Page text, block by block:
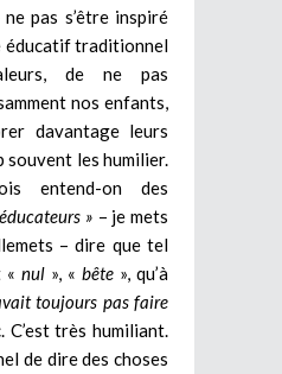
pas s’être inspiré
éducatif traditionnel
de ne pas
nos enfants,
davantage leurs
les humilier.
entend-on des
» – je mets
– dire que tel
« nul », « bête », qu’à
toujours pas faire
C’est très humiliant.
de dire des choses